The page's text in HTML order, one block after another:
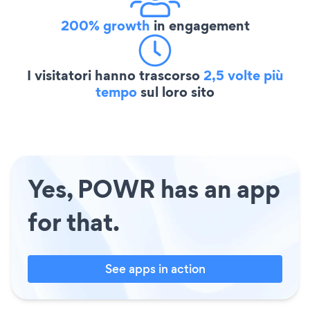
200% growth in engagement
I visitatori hanno trascorso2,5 volte più
temposul loro sito
Yes, POWR has an app
for that.
See apps in action